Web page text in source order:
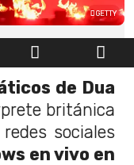
GETTY
de Dua
británica
sociales
en vivo en